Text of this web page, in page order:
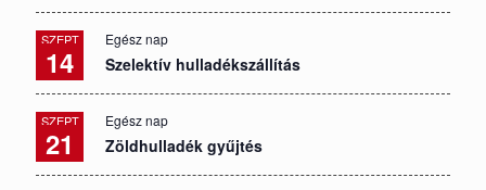
SZEPT
14
Egész nap
Szelektív hulladékszállítás
SZEPT
21
Egész nap
Zöldhulladék gyűjtés